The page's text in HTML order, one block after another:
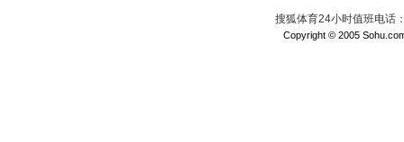
搜狐体育24小时值班电话
Copyright © 2005